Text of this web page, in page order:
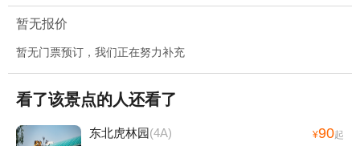
暂无报价
暂无门票预订，我们正在努力补充
看了该景点的人还看了
东北虎林园(4A) ¥90起